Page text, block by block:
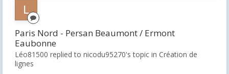
Paris Nord - Persan Beaumont / Ermont
Eaubonne
Léo81500 replied to nicodu95270's topic in Création de
lignes